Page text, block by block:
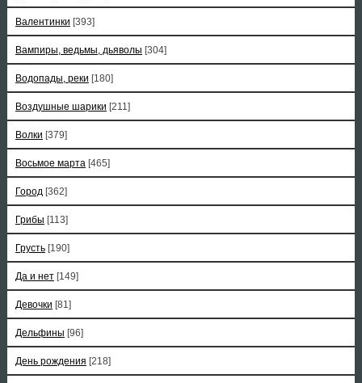
Валентинки [393]
Вампиры, ведьмы, дьяволы [304]
Водопады, реки [180]
Воздушные шарики [211]
Волки [379]
Восьмое марта [465]
Город [362]
Грибы [113]
Грусть [190]
Да и нет [149]
Девочки [81]
Дельфины [96]
День рождения [218]